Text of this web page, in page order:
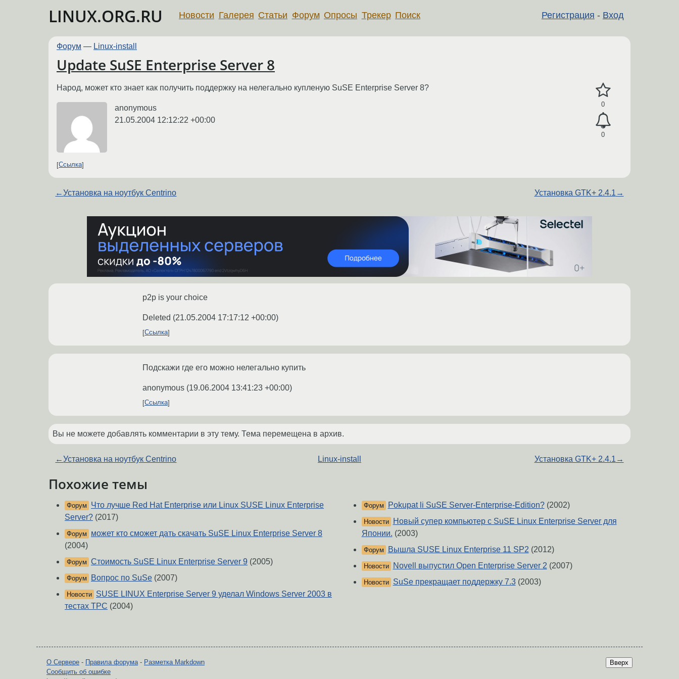
LINUX.ORG.RU Регистрация - Вход
Новости Галерея Статьи Форум Опросы Трекер Поиск
Форум — Linux-install
Update SuSE Enterprise Server 8
0
0
Народ, может кто знает как получить поддержку на нелегально купленую SuSE Enterprise Server 8?
anonymous
21.05.2004 12:12:22 +00:00
Ссылка
←Установка на ноутбук Centrino Установка GTK+ 2.4.1 →
p2p is your choice
Deleted (21.05.2004 17:17:12 +00:00)
Ссылка
Подскажи где его можно нелегально купить
anonymous (19.06.2004 13:41:23 +00:00)
Ссылка
Вы не можете добавлять комментарии в эту тему. Тема перемещена в архив.
←Установка на ноутбук Centrino Linux-install Установка GTK+ 2.4.1 →
Похожие темы
Форум
Что лучше Red Hat Enterprise или Linux SUSE Linux Enterprise
Server? (2017)
Форум
может кто сможет дать скачать SuSE Linux Enterprise Server 8
(2004)
Форум Стоимость SuSE Linux Enterprise Server 9 (2005)
Форум Вопрос по SuSe (2007)
Новости SUSE LINUX Enterprise Server 9 уделал Windows Server 2003 в
тестах TPC (2004)
Форум Pokupat li SuSE Server-Enterprise-Edition?(2002)
Новости
Новый супер компьютер с SuSE Linux Enterprise Server для
Японии. (2003)
Форум Вышла SUSE Linux Enterprise 11 SP2 (2012)
Новости Novell выпустил Open Enterprise Server 2 (2007)
Новости SuSe прекращает поддержку 7.3(2003)
Вверх
О Сервере - Правила форума- Разметка Markdown
Сообщить об ошибке